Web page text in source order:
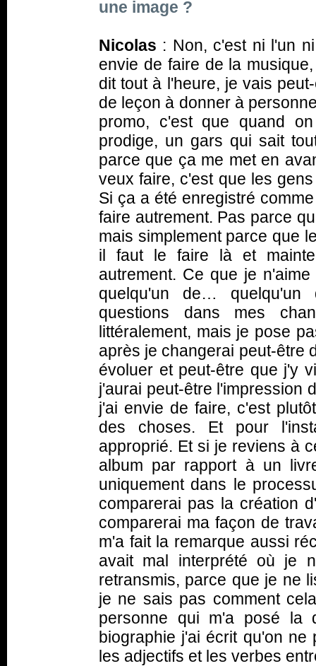
une image ?
Nicolas : Non, c'est ni l'un
envie de faire de la
dit tout à l'heure, je vais
de leçon à donner à
promo, c'est que quand
prodige, un gars qui sait
parce que ça me met en
veux faire, c'est que les
Si ça a été enregistré
faire autrement. Pas parce
mais simplement parce que
il faut le faire là et
autrement. Ce que je
quelqu'un de…
questions dans mes
littéralement, mais je pose
après je changerai peut-être
évoluer et peut-être que j'y
j'aurai peut-être l'impression
j'ai envie de faire, c'est
des choses. Et pour
approprié. Et si je reviens à
album par rapport à un
uniquement dans le
comparerai pas la création
comparerai ma façon de
m'a fait la remarque aussi
avait mal interprété où je
retransmis, parce que je ne
je ne sais pas comment
personne qui m'a posé la
biographie j'ai écrit qu'on
les adjectifs et les verbes